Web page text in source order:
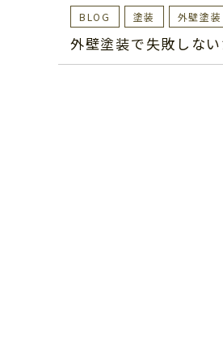
BLOG 塗装 外壁塗装
外壁塗装で失敗しな